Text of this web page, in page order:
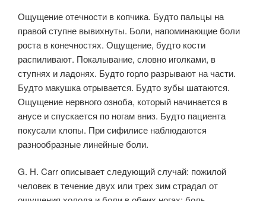
Ощущение отечности в копчика. Будто пальцы на
правой ступне вывихнуты. Боли, напоминающие боли
роста в конечностях. Ощущение, будто кости
распиливают. Покалывание, словно иголками, в
ступнях и ладонях. Будто горло разрывают на части.
Будто макушка отрывается. Будто зубы шатаются.
Ощущение нервного озноба, который начинается в
анусе и спускается по ногам вниз. Будто пациента
покусали клопы. При сифилисе наблюдаются
разнообразные линейные боли.
G. H. Carr описывает следующий случай: пожилой
человек в течение двух или трех зим страдал от